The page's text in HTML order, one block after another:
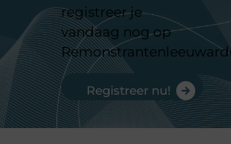
registreer je
vandaag nog op
Registreer nu!